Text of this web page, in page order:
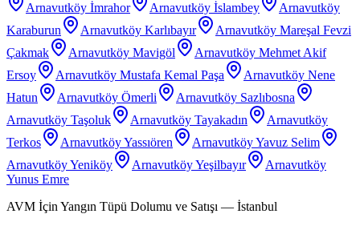
Arnavutköy İmrahor
Arnavutköy İslambey
Arnavutköy
Karaburun
Arnavutköy Karlıbayır
Arnavutköy Mareşal Fevzi
Çakmak
Arnavutköy Mavigöl
Arnavutköy Mehmet Akif
Ersoy
Arnavutköy Mustafa Kemal Paşa
Arnavutköy Nene
Hatun
Arnavutköy Ömerli
Arnavutköy Sazlıbosna
Arnavutköy Taşoluk
Arnavutköy Tayakadın
Arnavutköy
Terkos
Arnavutköy Yassıören
Arnavutköy Yavuz Selim
Arnavutköy Yeniköy
Arnavutköy Yeşilbayır
Arnavutköy
Yunus Emre
AVM İçin Yangın Tüpü Dolumu ve Satışı — İstanbul